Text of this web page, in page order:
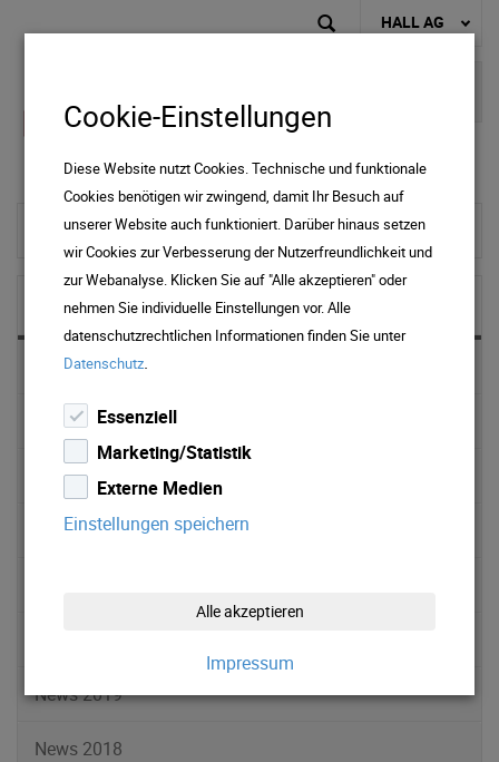
HALL AG
zur Startseite
NEWS & MEDIA
News 2025
News 2024
News 2023
News 2022
News 2019
News 2018
Cookie-Einstellungen
Diese Website nutzt Cookies. Technische und funktionale
Cookies benötigen wir zwingend, damit Ihr Besuch auf
unserer Website auch funktioniert. Darüber hinaus setzen
wir Cookies zur Verbesserung der Nutzerfreundlichkeit und
zur Webanalyse. Klicken Sie auf "Alle akzeptieren" oder
nehmen Sie individuelle Einstellungen vor. Alle
datenschutzrechtlichen Informationen finden Sie unter
Datenschutz.
Essenziell
Marketing/Statistik
Externe Medien
Einstellungen speichern
Alle akzeptieren
Impressum